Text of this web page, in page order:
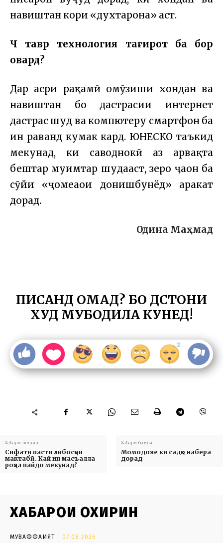
навиштан кори «духтарона» аст.
Чӣ тавр технология тағирот ба бор
овард?
Дар асри рақамӣ омӯзиши хондан ва
навиштан бо дастрасии интернет
дастрас шуд ва компютеру смартфон ба
ин раванд кумак кард. ЮНЕСКО таъкид
мекунад, ки саводнокӣ аз ҳарвақта
бештар муҳимтар шудааст, зеро ҷаҳон ба
сӯйи «ҷомеаҳои донишбунёд» ҳаракат
дорад.
Одина Маҳмад
ПИСАНД ОМАД? БО ДӮСТОНИ
ХУД МУБОДИЛА КУНЕД!
Хабари пешин
Сифати пасти либосҳои
мактабӣ. Кай ин масъалла
роҳҳал пайдо мекунад?
Хабари баъди
Момодояе ки садҳо набера
дорад
ХАБАРҲОИ ОХИРИН
МУВАФФАҚИЯТ 07.08.2026